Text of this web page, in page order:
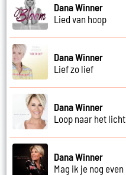
Dana Winner
Lied van hoop
Dana Winner
Lief zo lief
Dana Winner
Loop naar het licht
Dana Winner
Mag ik je nog even